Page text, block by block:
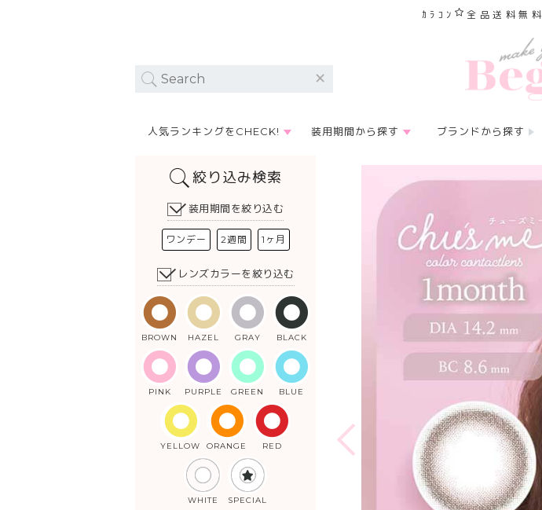
ｶﾗｺﾝ 全品送料無料
人気ランキングをCHECK! 装用期間から探す ブランドから探す
絞り込み検索
装用期間を絞り込む
ワンデー 2週間 1ヶ月
レンズカラーを絞り込む
BROWN HAZEL GRAY BLACK
PINK PURPLE GREEN BLUE
YELLOW ORANGE RED
WHITE SPECIAL